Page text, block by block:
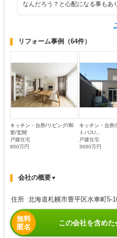
なんだろう？と心配になる事もあ
リフォーム事例 （64件）
キッチン・台所/リビング/和
室/玄関
戸建住宅
800万円
キッチン・台所
トバス/...
戸建住宅
3680万円
会社の概要▼
住所 北海道札幌市豊平区水車町5-
無料
匿名
この会社を含め